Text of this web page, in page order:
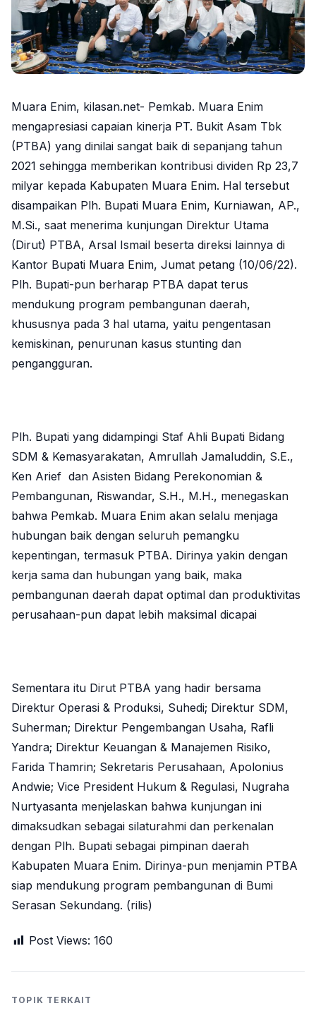
Muara Enim, kilasan.net- Pemkab. Muara Enim
mengapresiasi capaian kinerja PT. Bukit Asam Tbk
(PTBA) yang dinilai sangat baik di sepanjang tahun
2021 sehingga memberikan kontribusi dividen Rp 23,7
milyar kepada Kabupaten Muara Enim. Hal tersebut
disampaikan Plh. Bupati Muara Enim, Kurniawan, AP.,
M.Si., saat menerima kunjungan Direktur Utama
(Dirut) PTBA, Arsal Ismail beserta direksi lainnya di
Kantor Bupati Muara Enim, Jumat petang (10/06/22).
Plh. Bupati-pun berharap PTBA dapat terus
mendukung program pembangunan daerah,
khususnya pada 3 hal utama, yaitu pengentasan
kemiskinan, penurunan kasus stunting dan
pengangguran.
Plh. Bupati yang didampingi Staf Ahli Bupati Bidang
SDM & Kemasyarakatan, Amrullah Jamaluddin, S.E.,
Ken Arief dan Asisten Bidang Perekonomian &
Pembangunan, Riswandar, S.H., M.H., menegaskan
bahwa Pemkab. Muara Enim akan selalu menjaga
hubungan baik dengan seluruh pemangku
kepentingan, termasuk PTBA. Dirinya yakin dengan
kerja sama dan hubungan yang baik, maka
pembangunan daerah dapat optimal dan produktivitas
perusahaan-pun dapat lebih maksimal dicapai
Sementara itu Dirut PTBA yang hadir bersama
Direktur Operasi & Produksi, Suhedi; Direktur SDM,
Suherman; Direktur Pengembangan Usaha, Rafli
Yandra; Direktur Keuangan & Manajemen Risiko,
Farida Thamrin; Sekretaris Perusahaan, Apolonius
Andwie; Vice President Hukum & Regulasi, Nugraha
Nurtyasanta menjelaskan bahwa kunjungan ini
dimaksudkan sebagai silaturahmi dan perkenalan
dengan Plh. Bupati sebagai pimpinan daerah
Kabupaten Muara Enim. Dirinya-pun menjamin PTBA
siap mendukung program pembangunan di Bumi
Serasan Sekundang. (rilis)
Post Views: 160
TOPIK TERKAIT